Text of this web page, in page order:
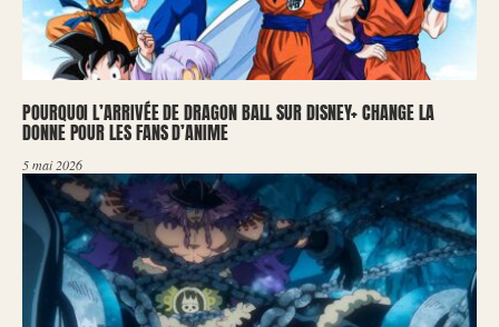
POURQUOI L’ARRIVÉE DE DRAGON BALL SUR DISNEY+ CHANGE LA
DONNE POUR LES FANS D’ANIME
5 mai 2026